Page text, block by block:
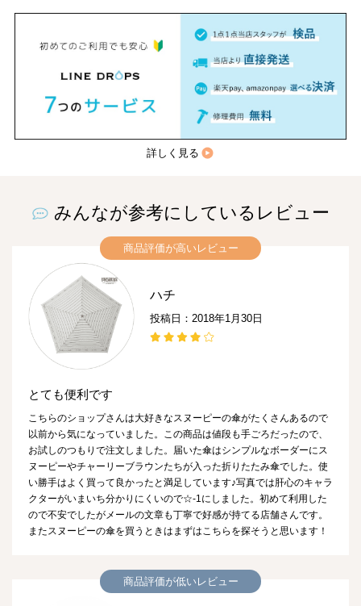
詳しく見る
みんなが参考にしているレビュー
商品評価が高いレビュー
ハチ
投稿日：2018年1月30日
とても便利です
こちらのショップさんは大好きなスヌーピーの傘がたくさんあるので
以前から気になっていました。この商品は値段も手ごろだったので、
お試しのつもりで注文しました。届いた傘はシンプルなボーダーにス
ヌーピーやチャーリーブラウンたちが入った折りたたみ傘でした。使
い勝手はよく買って良かったと満足しています♪写真では肝心のキャラ
クターがいまいち分かりにくいので☆-1にしました。初めて利用した
ので不安でしたがメールの文章も丁寧で好感が持てる店舗さんです。
またスヌーピーの傘を買うときはまずはこちらを探そうと思います！
商品評価が低いレビュー